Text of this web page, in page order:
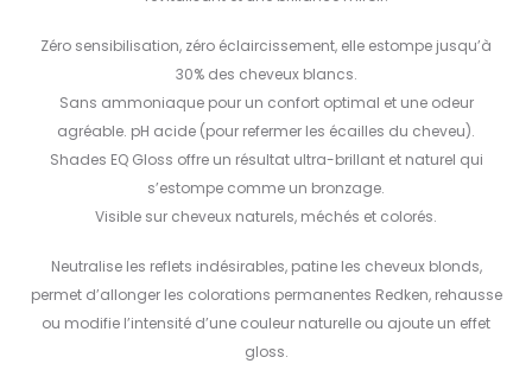
Zéro sensibilisation, zéro éclaircissement, elle estompe jusqu’à
30% des cheveux blancs.
Sans ammoniaque pour un confort optimal et une odeur
agréable. pH acide (pour refermer les écailles du cheveu).
Shades EQ Gloss offre un résultat ultra-brillant et naturel qui
s’estompe comme un bronzage.
Visible sur cheveux naturels, méchés et colorés.
Neutralise les reflets indésirables, patine les cheveux blonds,
permet d’allonger les colorations permanentes Redken, rehausse
ou modifie l’intensité d’une couleur naturelle ou ajoute un effet
gloss.